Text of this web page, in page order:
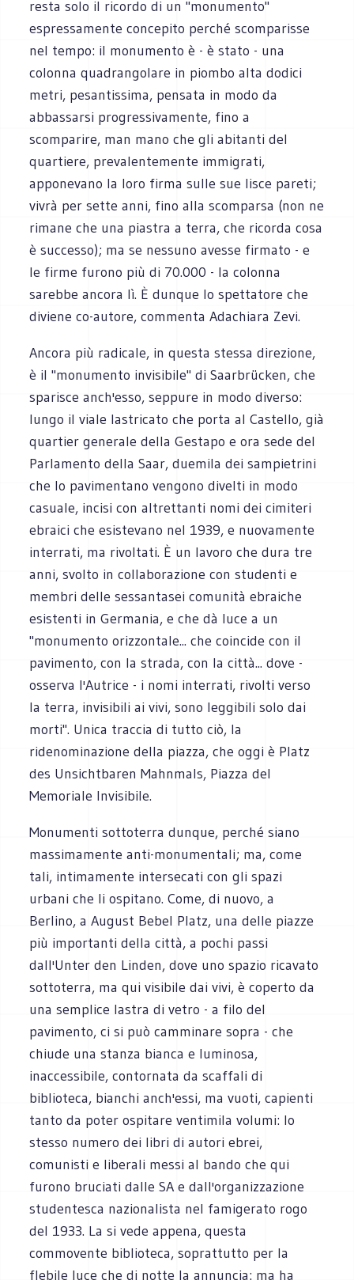
resta solo il ricordo di un "monumento"
espressamente concepito perché scomparisse
nel tempo: il monumento è - è stato - una
colonna quadrangolare in piombo alta dodici
metri, pesantissima, pensata in modo da
abbassarsi progressivamente, fino a
scomparire, man mano che gli abitanti del
quartiere, prevalentemente immigrati,
apponevano la loro firma sulle sue lisce pareti;
vivrà per sette anni, fino alla scomparsa (non ne
rimane che una piastra a terra, che ricorda cosa
è successo); ma se nessuno avesse firmato - e
le firme furono più di 70.000 - la colonna
sarebbe ancora lì. È dunque lo spettatore che
diviene co-autore, commenta Adachiara Zevi.
Ancora più radicale, in questa stessa direzione,
è il "monumento invisibile" di Saarbrücken, che
sparisce anch'esso, seppure in modo diverso:
lungo il viale lastricato che porta al Castello, già
quartier generale della Gestapo e ora sede del
Parlamento della Saar, duemila dei sampietrini
che lo pavimentano vengono divelti in modo
casuale, incisi con altrettanti nomi dei cimiteri
ebraici che esistevano nel 1939, e nuovamente
interrati, ma rivoltati. È un lavoro che dura tre
anni, svolto in collaborazione con studenti e
membri delle sessantasei comunità ebraiche
esistenti in Germania, e che dà luce a un
"monumento orizzontale... che coincide con il
pavimento, con la strada, con la città... dove -
osserva l'Autrice - i nomi interrati, rivolti verso
la terra, invisibili ai vivi, sono leggibili solo dai
morti". Unica traccia di tutto ciò, la
ridenominazione della piazza, che oggi è Platz
des Unsichtbaren Mahnmals, Piazza del
Memoriale Invisibile.
Monumenti sottoterra dunque, perché siano
massimamente anti-monumentali; ma, come
tali, intimamente intersecati con gli spazi
urbani che li ospitano. Come, di nuovo, a
Berlino, a August Bebel Platz, una delle piazze
più importanti della città, a pochi passi
dall'Unter den Linden, dove uno spazio ricavato
sottoterra, ma qui visibile dai vivi, è coperto da
una semplice lastra di vetro - a filo del
pavimento, ci si può camminare sopra - che
chiude una stanza bianca e luminosa,
inaccessibile, contornata da scaffali di
biblioteca, bianchi anch'essi, ma vuoti, capienti
tanto da poter ospitare ventimila volumi: lo
stesso numero dei libri di autori ebrei,
comunisti e liberali messi al bando che qui
furono bruciati dalle SA e dall'organizzazione
studentesca nazionalista nel famigerato rogo
del 1933. La si vede appena, questa
commovente biblioteca, soprattutto per la
flebile luce che di notte la annuncia: ma ha